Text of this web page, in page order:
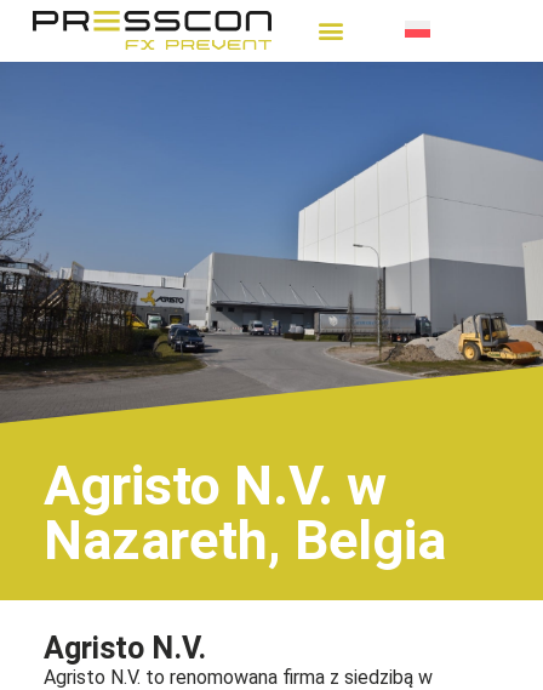
Agristo N.V. w
Nazareth, Belgia
Agristo N.V.
Agristo N.V. to renomowana firma z siedzibą w